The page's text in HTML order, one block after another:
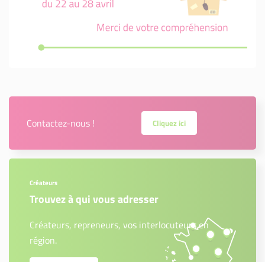
Contactez-nous ! Cliquez ici
Créateurs
Trouvez à qui vous adresser
Créateurs, repreneurs, vos interlocuteurs en
région.